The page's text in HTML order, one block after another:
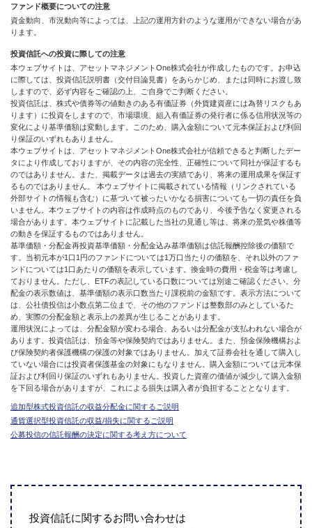
ファンド概要についての注意
資金動向、市況動向等によっては、上記の運用方針のような運用ができない場合があ
ります。
投資信託への投資に際しての注意
本ウェブサイトは、アセットマネジメントOne株式会社が作成したものです。お申込
に際しては、投資信託説明書（交付目論見書）をあらかじめ、または同時にお渡し致
しますので、必ず内容をご確認の上、ご自身でご判断ください。
投資信託は、株式や債券等の値動きのある有価証券（外貨建資産には為替リスクもあ
ります）に投資をしますので、市場環境、組入有価証券の発行者に係る信用状況等の
変化により基準価額は変動します。このため、購入金額について元本保証および利回
り保証のいずれもありません。
本ウェブサイトは、アセットマネジメントOne株式会社が信頼できると判断したデー
タにより作成しておりますが、その内容の完全性、正確性について同社が保証するも
のではありません。また、掲載データは過去の実績であり、将来の運用成果を保証す
るものではありません。 本ウェブサイトに掲載されている情報（リンクされている
外部サイトの情報も含む）に基づいて被ったいかなる損害についても一切の責任を負
いません。本ウェブサイトの内容は作成時点のものであり、今後予告なく変更される
場合があります。本ウェブサイトに記載した当社の見通し等は、将来の景気や株価等
の動きを保証するものではありません。
基準価額・分配金再投資基準価額・分配金込み基準価額は信託報酬控除後の価額で
す。当初元本が1口1円のファンドについては1万口当たりの価額を、それ以外のファ
ンドについては1口あたりの価額を表示しています。換金時の費用・税金等は考慮し
ておりません。ただし、ETFの表記している口数については別途ご確認ください。分
配金の表示数値は、基準価額の表示口数当たり課税前の金額です。表示方法について
は、公社債投信は小数点第二位まで、その他のファンドは整数部のみとしているた
め、実際の分配金額と表示上の差異が生じることがあります。
運用状況によっては、分配金額が変わる場合、あるいは分配金が支払われない場合が
あります。投資信託は、預金等や保険契約ではありません。また、預金保険機構およ
び保険契約者保護機構の保護の対象ではありません。加えて証券会社を通して購入し
ていない場合には投資者保護基金の対象にもなりません。購入金額については元本保
証および利回り保証のいずれもありません。投資した資産の価値が減少して購入金額
を下回る場合がありますが、これによる損失は購入者が負担することとなります。
追加型株式投資信託の収益分配金に関するご説明
通貨選択型投資信託の収益/損失に関するご説明
公募投信の信託報酬の決定に関する考え方について
投資信託に関するお問い合わせは